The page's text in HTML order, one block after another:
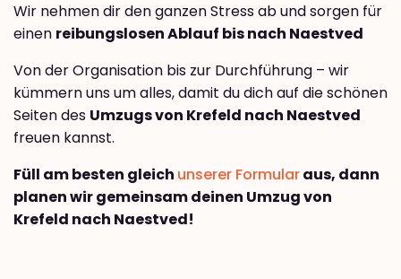
Wir nehmen dir den ganzen Stress ab und sorgen für
einen reibungslosen Ablauf bis nach Naestved
Von der Organisation bis zur Durchführung – wir
kümmern uns um alles, damit du dich auf die schönen
Seiten des Umzugs von Krefeld nach Naestved
freuen kannst.
Füll am besten gleich unserer Formularaus, dann
planen wir gemeinsam deinen Umzug von
Krefeld nach Naestved!